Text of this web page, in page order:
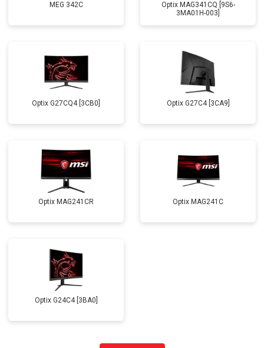
MEG 342C
Optix MAG341CQ [9S6-
3MA01H-003]
Optix G27CQ4 [3CB0] Optix G27C4 [3CA9]
Optix MAG241CR Optix MAG241C
Optix G24C4 [3BA0]